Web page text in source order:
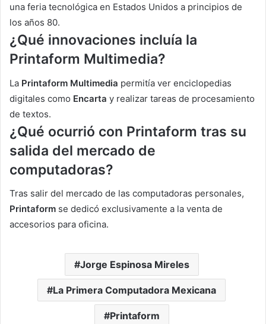
una feria tecnológica en Estados Unidos a principios de
los años 80.
¿Qué innovaciones incluía la
Printaform Multimedia?
La Printaform Multimedia permitía ver enciclopedias
digitales como Encarta y realizar tareas de procesamiento
de textos.
¿Qué ocurrió con Printaform tras su
salida del mercado de
computadoras?
Tras salir del mercado de las computadoras personales,
Printaform se dedicó exclusivamente a la venta de
accesorios para oficina.
Jorge Espinosa Mireles
La Primera Computadora Mexicana
Printaform